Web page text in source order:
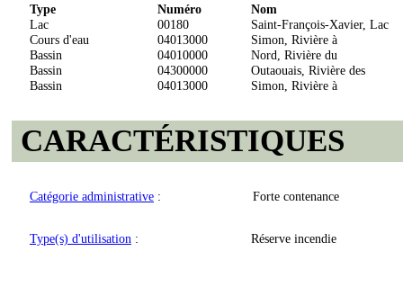
Type Numéro
Nom
Lac
00180
Saint-François-Xavier, Lac
Cours d'eau
04013000
Simon, Rivière à
Bassin
04010000
Nord, Rivière du
Bassin
04300000
Outaouais, Rivière des
Bassin
04013000 Simon, Rivière à
CARACTÉRISTIQUES
Catégorie administrative : Forte contenance
Type(s) d'utilisation : Réserve incendie